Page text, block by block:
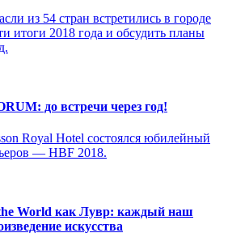
из 54 стран встретились в городе
итоги 2018 года и обсудить планы
до встречи через год!
Royal Hotel состоялся юбилейный
— HBF 2018.
World как Лувр: каждый наш
искусства